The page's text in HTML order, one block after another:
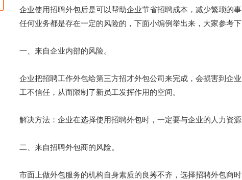
企业使用招聘外包后是可以帮助企业节省招聘成本，减少繁琐的
任何业务都是存在一定的风险的，下面小编例举出来，大家参考下
一、来自企业内部的风险。
企业把招聘工作外包给第三方招才外包公司来完成，会损害到企
工不信任，从而限制了新员工发挥作用的空间。
解决方法：企业在选择使用招聘外包时，一定要与企业的人力资
二、来自招聘外包商的风险。
市面上做外包服务的机构自身素质的良莠不齐，选择招聘外包商